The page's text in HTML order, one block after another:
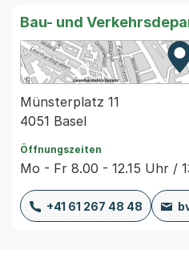
Bau- und
Münsterplatz 11
4051 Basel
Öffnungszeiten
Mo - Fr 8.00 - 12.15 Uhr /
+41 61 267 48 48